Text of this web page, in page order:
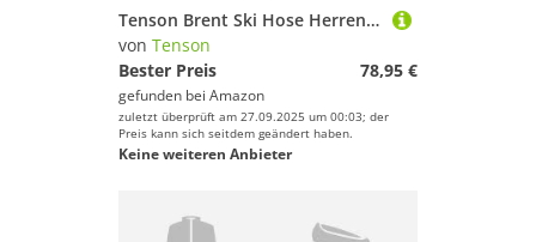
Tenson Brent Ski Hose Herren - XL
von Tenson
Bester Preis
78,95 €
gefunden bei Amazon
zuletzt überprüft am 27.09.2025 um 00:03; der
Preis kann sich seitdem geändert haben.
Keine weiteren Anbieter